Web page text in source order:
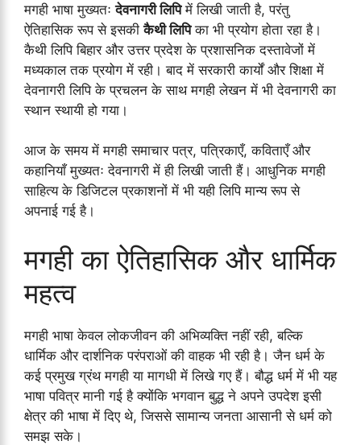
मगही भाषा मुख्यतःदेवनागरी लिपिमें लिखी जाती है, परंतु
ऐतिहासिक रूप से इसकीकैथी लिपिका भी प्रयोग होता रहा है।
कैथी लिपि बिहार और उत्तर प्रदेश के प्रशासनिक दस्तावेजों में
मध्यकाल तक प्रयोग में रही। बाद में सरकारी कार्यों और शिक्षा में
देवनागरी लिपि के प्रचलन के साथ मगही लेखन में भी देवनागरी का
स्थान स्थायी हो गया।
आज के समय में मगही समाचार पत्र, पत्रिकाएँ, कविताएँ और
कहानियाँ मुख्यतः देवनागरी में ही लिखी जाती हैं। आधुनिक मगही
साहित्य के डिजिटल प्रकाशनों में भी यही लिपि मान्य रूप से
अपनाई गई है।
मगही का ऐतिहासिक और धार्मिक
महत्व
मगही भाषा केवल लोकजीवन की अभिव्यक्ति नहीं रही, बल्कि
धार्मिक और दार्शनिक परंपराओं की वाहक भी रही है। जैन धर्म के
कई प्रमुख ग्रंथ मगही या मागधी में लिखे गए हैं। बौद्ध धर्म में भी यह
भाषा पवित्र मानी गई है क्योंकि भगवान बुद्ध ने अपने उपदेश इसी
क्षेत्र की भाषा में दिए थे, जिससे सामान्य जनता आसानी से धर्म को
समझ सके।